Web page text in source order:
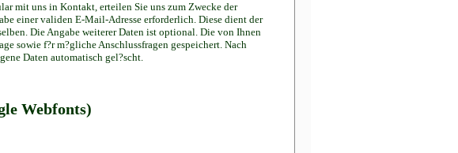
mit uns in Kontakt, erteilen Sie uns zum Zwecke der
einer validen E-Mail-Adresse erforderlich. Diese dient der
Die Angabe weiterer Daten ist optional. Die von Ihnen
sowie f?r m?gliche Anschlussfragen gespeichert. Nach
Daten automatisch gel?scht.
Webfonts)